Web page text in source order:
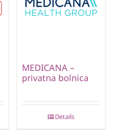
MEDICANA –
privatna bolnica
Details